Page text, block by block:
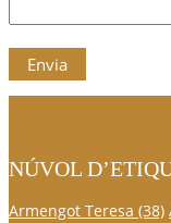
NÚVOL
Armengot Teresa (38)